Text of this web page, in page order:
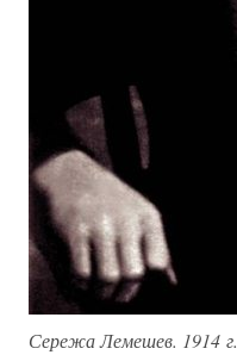
Сережа Лемешев. 1914 г.